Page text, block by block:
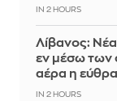
IN 2 HOURS
Λίβανος:
εν μέσω των
αέρα η
IN 2 HOURS